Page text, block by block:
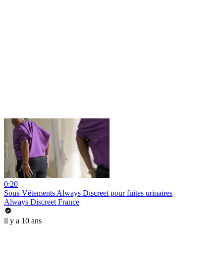
0:20
Sous-Vêtements Always Discreet pour fuites urinaires
Always Discreet France
il y a 10 ans